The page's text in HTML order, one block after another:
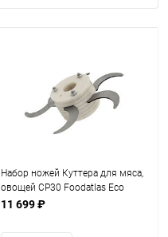
Набор ножей Куттера для мяса,
овощей CP30 Foodatlas Eco
11 699 ₽